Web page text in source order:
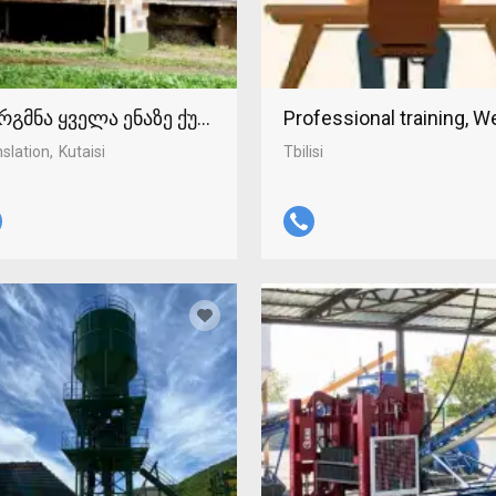
ყველა ენაზე ქუთაისში 598-37-96-93
Kutaisi
Professional training,
Tbilisi